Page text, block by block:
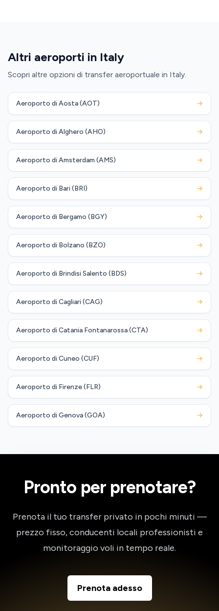
Altri aeroporti in Italy
Scopri altre opzioni di transfer aeroportuale in Italy.
Aeroporto di Aosta (AOT) →
Aeroporto di Alghero (AHO) →
Aeroporto di Amsterdam (AMS) →
Aeroporto di Bari (BRI) →
Aeroporto di Bergamo (BGY) →
Aeroporto di Bolzano (BZO) →
Aeroporto di Brindisi Salento (BDS) →
Aeroporto di Cagliari (CAG) →
Aeroporto di Catania Fontanarossa (CTA) →
Aeroporto di Cuneo (CUF) →
Aeroporto di Firenze (FLR) →
Aeroporto di Genova (GOA) →
Pronto per prenotare?
Prenota il tuo transfer privato in pochi minuti —
prezzo fisso, conducenti locali professionisti e
monitoraggio voli in tempo reale.
Prenota adesso